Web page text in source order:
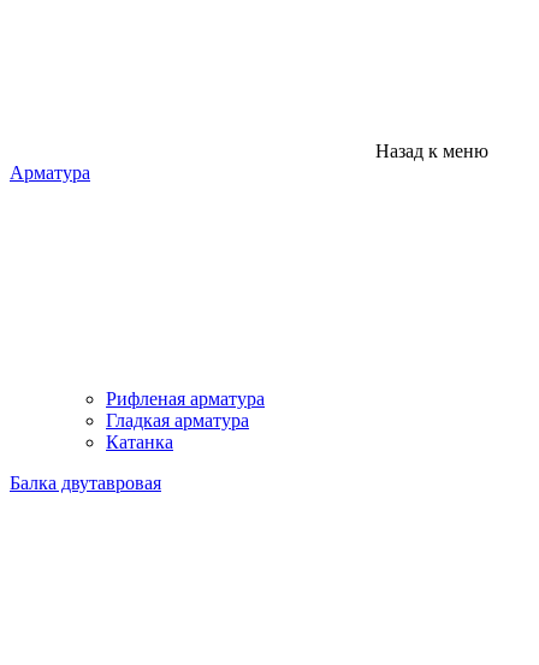
Назад к меню
Арматура
Рифленая арматура
Гладкая арматура
Катанка
Балка двутавровая